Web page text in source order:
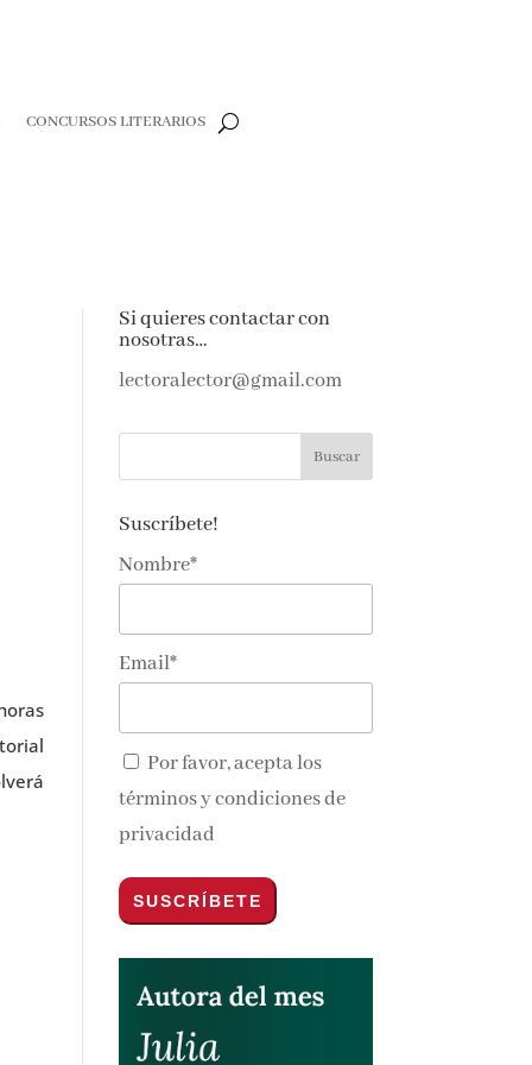
CONCURSOS LITERARIOS
Si quieres contactar con
nosotras…
lectoralector@gmail.com
Suscríbete!
Nombre*
Email*
Por favor, acepta los
términos y condiciones de
privacidad